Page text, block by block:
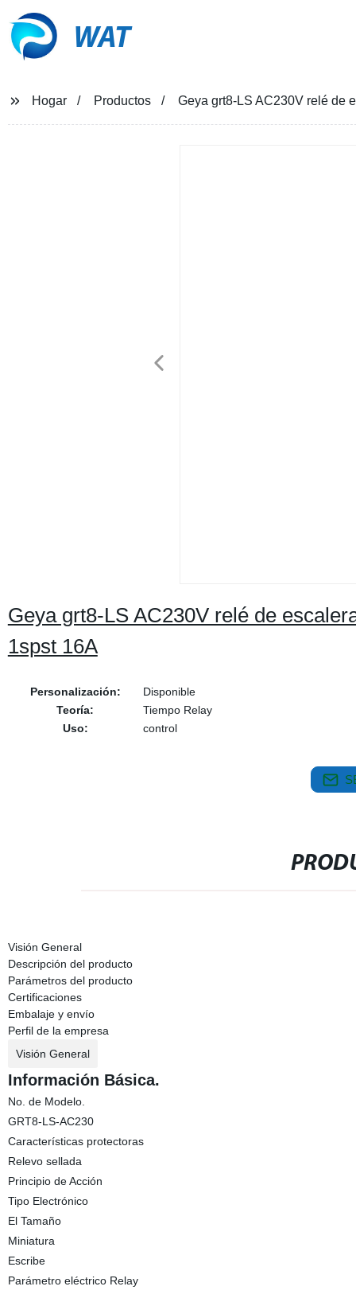
WAT
Hogar Productos Geya grt8-LS AC230V relé de
Geya grt8-LS AC230V relé de
1spst 16A
Personalización:
Disponible
Teoría:
Tiempo Relay
Uso:
control
Visión General
Descripción del producto
Parámetros del producto
Certificaciones
Embalaje y envío
Perfil de la empresa
Visión General
Información Básica.
No. de Modelo.
GRT8-LS-AC230
Características protectoras
Relevo sellada
Principio de Acción
Tipo Electrónico
El Tamaño
Miniatura
Escribe
Parámetro eléctrico Relay